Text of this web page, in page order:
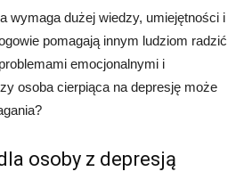
wymaga dużej wiedzy, umiejętności i
pomagają innym ludziom radzić
emocjonalnymi i
osoba cierpiąca na depresję może
osoby z depresją